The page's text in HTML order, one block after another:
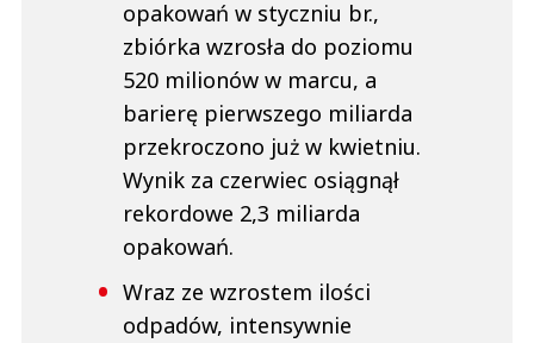
opakowań w styczniu br.,
zbiórka wzrosła do poziomu
520 milionów w marcu, a
barierę pierwszego miliarda
przekroczono już w kwietniu.
Wynik za czerwiec osiągnął
rekordowe 2,3 miliarda
opakowań.
Wraz ze wzrostem ilości
odpadów, intensywnie